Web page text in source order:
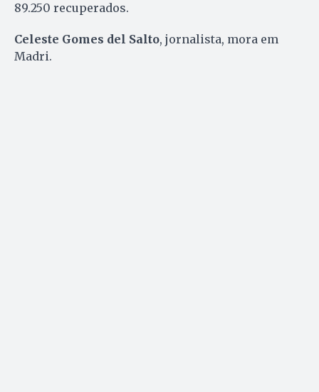
89.250 recuperados.
Celeste Gomes del Salto, jornalista, mora em
Madri.